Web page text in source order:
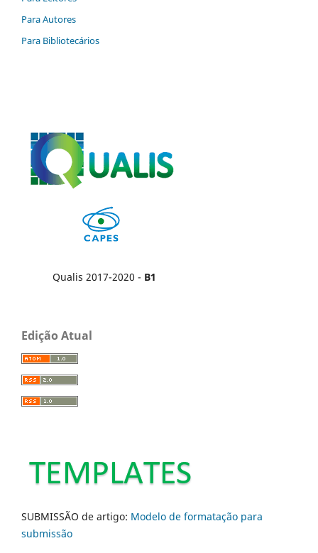
Para Autores
Para Bibliotecários
Qualis 2017-2020 - B1
Edição Atual
SUBMISSÃO de artigo: Modelo de formatação para
submissão